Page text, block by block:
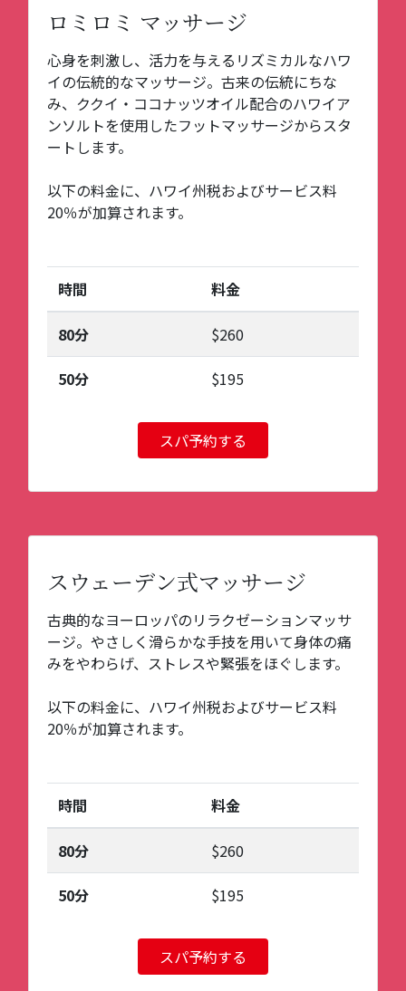
ロミロミ マッサージ
心身を刺激し、活力を与えるリズミカルなハワ
イの伝統的なマッサージ。古来の伝統にちな
み、ククイ・ココナッツオイル配合のハワイア
ンソルトを使用したフットマッサージからスタ
ートします。
以下の料金に、ハワイ州税およびサービス料
20％が加算されます。
時間 料金
80分 $260
50分 $195
スパ予約する
スウェーデン式マッサージ
古典的なヨーロッパのリラクゼーションマッサ
ージ。やさしく滑らかな手技を用いて身体の痛
みをやわらげ、ストレスや緊張をほぐします。
以下の料金に、ハワイ州税およびサービス料
20％が加算されます。
時間 料金
80分 $260
50分 $195
スパ予約する